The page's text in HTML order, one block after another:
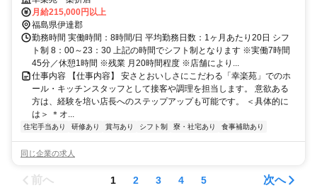
月給215,000円以上
福島県伊達郡
勤務時間 実働時間：8時間/日 平均勤務日数：1ヶ月あたり20日 シフ
ト制 8：00～23：30 上記の時間でシフト制となります ※実働7時間
45分／休憩1時間 ※残業 月20時間程度 ※店舗により...
仕事内容 【仕事内容】 安さとおいしさにこだわる「幸楽苑」でのホ
ール・キッチンスタッフとして接客や調理を担当します。 意欲ある
方は、経験を培い店長へのステップアップも可能です。 ＜具体的に
は＞ ＊オ...
住宅手当あり 研修あり 賞与あり シフト制 寮・社宅あり 食事補助あり
同じ企業の求人
前へ 1 2 3 4 5 次へ